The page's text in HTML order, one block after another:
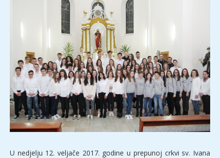
U nedjelju 12. veljače 2017. godine u prepunoj crkvi sv. Ivana